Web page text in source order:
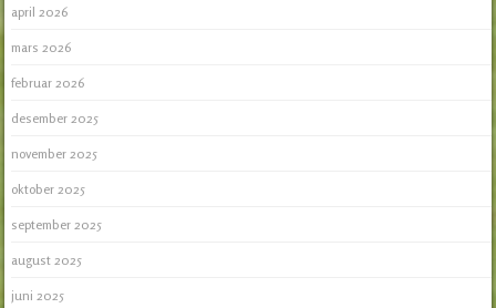
april 2026
mars 2026
februar 2026
desember 2025
november 2025
oktober 2025
september 2025
august 2025
juni 2025